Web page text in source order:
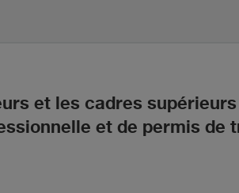
et les cadres
et de permis de